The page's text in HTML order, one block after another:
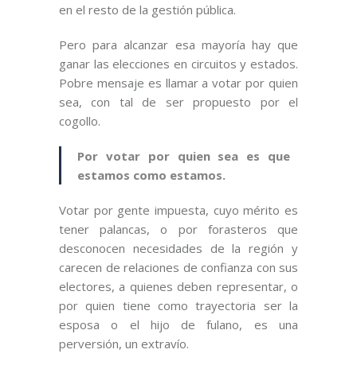
en el resto de la gestión pública.
Pero para alcanzar esa mayoría hay que
ganar las elecciones en circuitos y estados.
Pobre mensaje es llamar a votar por quien
sea, con tal de ser propuesto por el
cogollo.
Por votar por quien sea es que
estamos como estamos.
Votar por gente impuesta, cuyo mérito es
tener palancas, o por forasteros que
desconocen necesidades de la región y
carecen de relaciones de confianza con sus
electores, a quienes deben representar, o
por quien tiene como trayectoria ser la
esposa o el hijo de fulano, es una
perversión, un extravío.